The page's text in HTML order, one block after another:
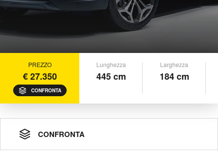
PREZZO
€ 27.350
CONFRONTA
Lunghezza
445 cm
Larghezza
184 cm
CONFRONTA